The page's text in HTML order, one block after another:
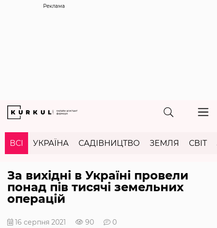
Реклама
ВСІ УКРАЇНА САДІВНИЦТВО ЗЕМЛЯ СВІТ
За вихідні в Україні провели
понад пів тисячі земельних
операцій
16 серпня 2021 90 0